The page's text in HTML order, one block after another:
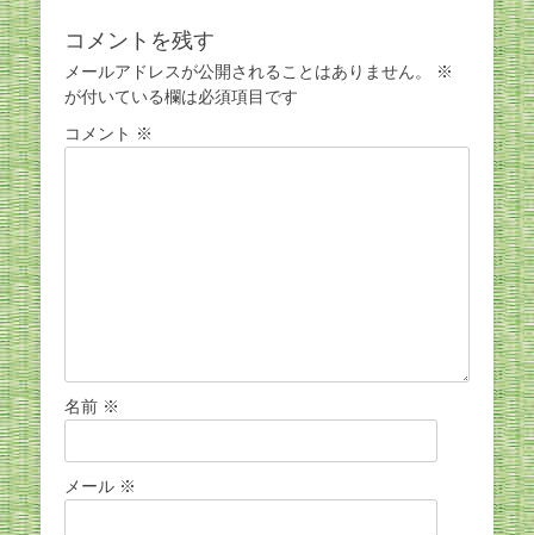
ビ
ゲ
ー
シ
ョ
コメントを残す
メールアドレスが公開されることはありません。
※
が付いている欄は必須項目です
コメント ※
名前 ※
メール ※